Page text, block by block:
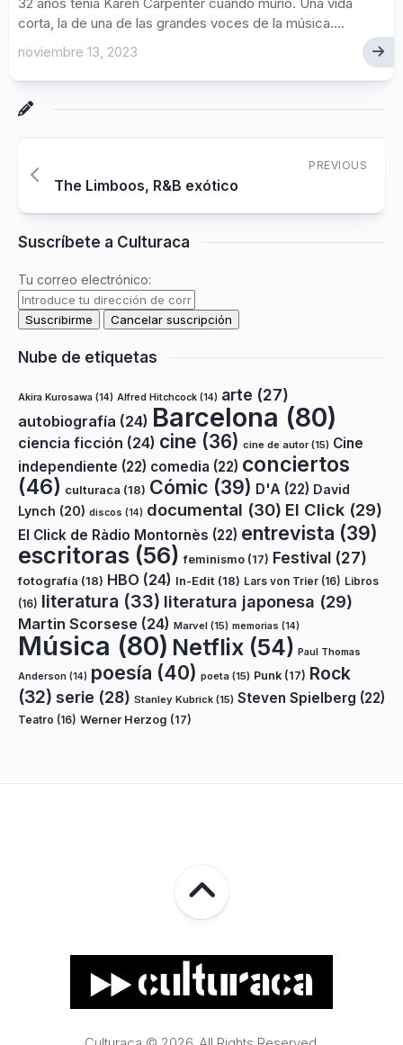
corta, la de una de las grandes voces de la música....
noviembre 13, 2023
PREVIOUS
The Limboos, R&B exótico
Suscríbete a Culturaca
Tu correo electrónico:
Nube de etiquetas
Akira Kurosawa (14) Alfred Hitchcock (14) arte (27)
autobiografía (24) Barcelona (80)
ciencia ficción (24) cine (36) cine de autor(15) Cine
independiente (22) comedia (22) conciertos
(46) culturaca (18) Cómic (39) D'A (22) David
Lynch (20) discos (14) documental (30) El Click (29)
El Click de Ràdio Montornès (22) entrevista (39)
escritoras (56) feminismo (17) Festival (27)
fotografía (18) HBO (24) In-Edit (18) Lars von Trier (16) Libros
(16) literatura (33) literatura japonesa (29)
Martin Scorsese (24) Marvel (15) memorias (14)
Música (80) Netflix (54) Paul Thomas
Anderson (14) poesía (40) poeta (15) Punk (17) Rock
(32) serie (28) Stanley Kubrick (15) Steven Spielberg (22)
Teatro (16) Werner Herzog (17)